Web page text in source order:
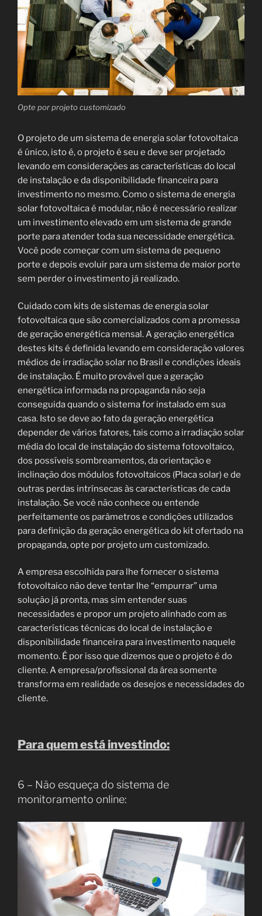
Opte por projeto customizado
O projeto de um sistema de energia solar fotovoltaica
é único, isto é, o projeto é seu e deve ser projetado
levando em considerações as características do local
de instalação e da disponibilidade financeira para
investimento no mesmo. Como o sistema de energia
solar fotovoltaica é modular, não é necessário realizar
um investimento elevado em um sistema de grande
porte para atender toda sua necessidade energética.
Você pode começar com um sistema de pequeno
porte e depois evoluir para um sistema de maior porte
sem perder o investimento já realizado.
Cuidado com kits de sistemas de energia solar
fotovoltaica que são comercializados com a promessa
de geração energética mensal. A geração energética
destes kits é definida levando em consideração valores
médios de irradiação solar no Brasil e condições ideais
de instalação. É muito provável que a geração
energética informada na propaganda não seja
conseguida quando o sistema for instalado em sua
casa. Isto se deve ao fato da geração energética
depender de vários fatores, tais como a irradiação solar
média do local de instalação do sistema fotovoltaico,
dos possíveis sombreamentos, da orientação e
inclinação dos módulos fotovoltaicos (Placa solar) e de
outras perdas intrínsecas às características de cada
instalação. Se você não conhece ou entende
perfeitamente os parâmetros e condições utilizados
para definição da geração energética do kit ofertado na
propaganda, opte por projeto um customizado.
A empresa escolhida para lhe fornecer o sistema
fotovoltaico não deve tentar lhe “empurrar” uma
solução já pronta, mas sim entender suas
necessidades e propor um projeto alinhado com as
características técnicas do local de instalação e
disponibilidade financeira para investimento naquele
momento. É por isso que dizemos que o projeto é do
cliente. A empresa/profissional da área somente
transforma em realidade os desejos e necessidades do
cliente.
Para quem está investindo:
6 – Não esqueça do sistema de
monitoramento online: